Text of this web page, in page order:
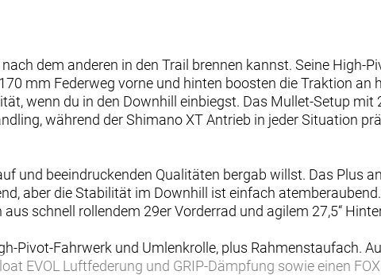
dem anderen in den Trail brennen kannst. Seine High-
mm Federweg vorne und hinten boosten die Traktion an
wenn du in den Downhill einbiegst. Das Mullet-Setup mit
während der Shimano XT Antrieb in jeder Situation
und beeindruckenden Qualitäten bergab willst. Das Plus
aber die Stabilität im Downhill ist einfach
schnell rollendem 29er Vorderrad und agilem 27,5“
Pivot-Fahrwerk und Umlenkrolle, plus Rahmenstaufach.
EVOL Luftfederung und GRIP-Dämpfung sowie einen